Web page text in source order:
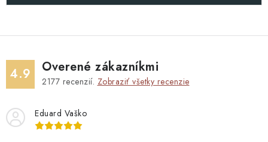
4.9 Overené zákazníkmi
2177 recenzií. Zobraziť všetky recenzie
Eduard Vaško